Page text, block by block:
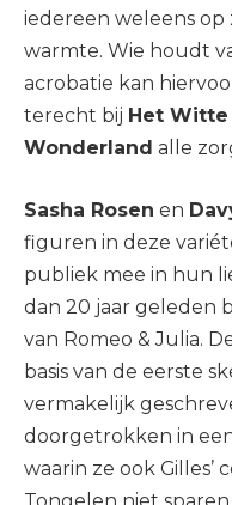
iedereen weleens
warmte. Wie houdt
acrobatie kan
terecht bij Het Witte
Wonderland alle
Sasha Rosen en
figuren in deze
publiek mee in hun
dan 20 jaar geleden
van Romeo & Julia.
basis van de eerste
vermakelijk
doorgetrokken in
waarin ze ook Gilles’